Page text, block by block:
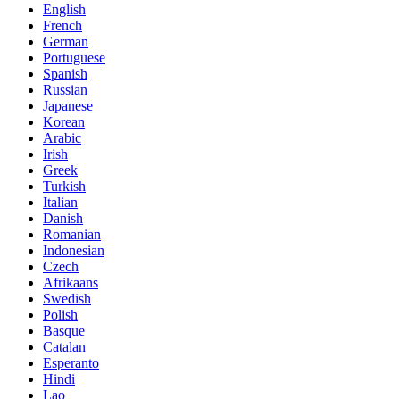
English
French
German
Portuguese
Spanish
Russian
Japanese
Korean
Arabic
Irish
Greek
Turkish
Italian
Danish
Romanian
Indonesian
Czech
Afrikaans
Swedish
Polish
Basque
Catalan
Esperanto
Hindi
Lao